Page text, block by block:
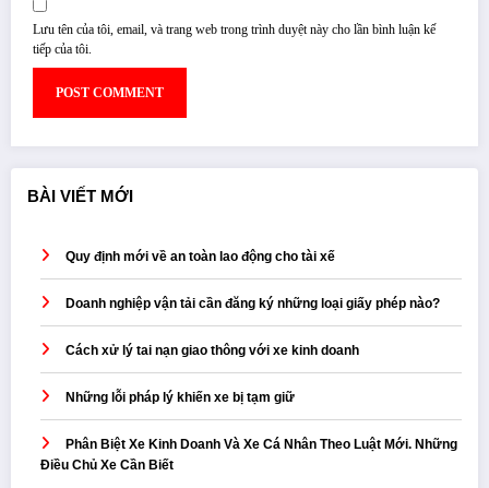
Lưu tên của tôi, email, và trang web trong trình duyệt này cho lần bình luận kế
tiếp của tôi.
BÀI VIẾT MỚI
Quy định mới về an toàn lao động cho tài xế
Doanh nghiệp vận tải cần đăng ký những loại giấy phép nào?
Cách xử lý tai nạn giao thông với xe kinh doanh
Những lỗi pháp lý khiến xe bị tạm giữ
Phân Biệt Xe Kinh Doanh Và Xe Cá Nhân Theo Luật Mới. Những
Điều Chủ Xe Cần Biết